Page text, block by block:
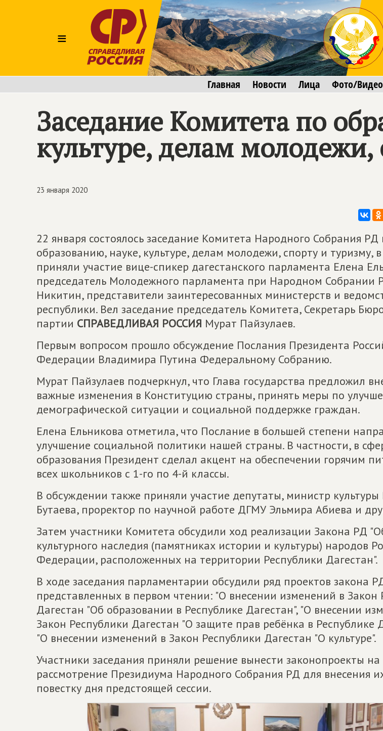
≡
Главная Новости Лица Фото/Видео
Заседание Комитета по
культуре, делам
23 января 2020
22 января состоялось заседание Комитета Народного Собрания РД
образованию, науке, культуре, делам молодежи, спорту и туризму,
приняли участие вице-спикер дагестанского парламента Елена
председатель Молодежного парламента при Народном Собрании
Никитин, представители заинтересованных министерств и
республики. Вел заседание председатель Комитета, Секретарь
партии СПРАВЕДЛИВАЯ РОССИЯ Мурат Пайзулаев.
Первым вопросом прошло обсуждение Послания Президента
Федерации Владимира Путина Федеральному Собранию.
Мурат Пайзулаев подчеркнул, что Глава государства предложил
важные изменения в Конституцию страны, принять меры по
демографической ситуации и социальной поддержке граждан.
Елена Ельникова отметила, что Послание в большей степени
улучшение социальной политики нашей страны. В частности, в
образования Президент сделал акцент на обеспечении горячим
всех школьников с 1-го по 4-й классы.
В обсуждении также приняли участие депутаты, министр
Бутаева, проректор по научной работе ДГМУ Эльмира Абиева и
Затем участники Комитета обсудили ход реализации Закона РД
культурного наследия (памятниках истории и культуры) народов
Федерации, расположенных на территории Республики Дагестан".
В ходе заседания парламентарии обсудили ряд проектов закона
представленных в первом чтении: "О внесении изменений в Закон
Дагестан "Об образовании в Республике Дагестан", "О внесении
Закон Республики Дагестан "О защите прав ребёнка в Республике
"О внесении изменений в Закон Республики Дагестан "О культуре".
Участники заседания приняли решение вынести законопроекты на
рассмотрение Президиума Народного Собрания РД для внесения
повестку дня предстоящей сессии.